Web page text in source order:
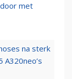
met
na sterk
A320neo’s